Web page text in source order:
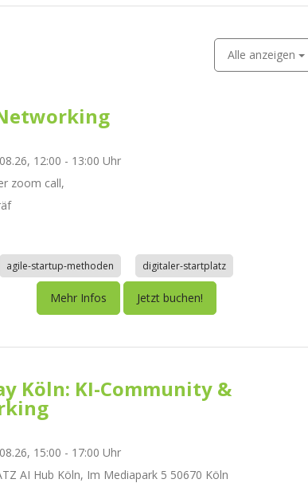
Alle anzeigen
12:00 - 13:00 Uhr
zoom call,
agile-startup-methoden digitaler-startplatz
Mehr Infos Jetzt buchen!
Köln: KI-Community &
15:00 - 17:00 Uhr
AI Hub Köln, Im Mediapark 5 50670 Köln